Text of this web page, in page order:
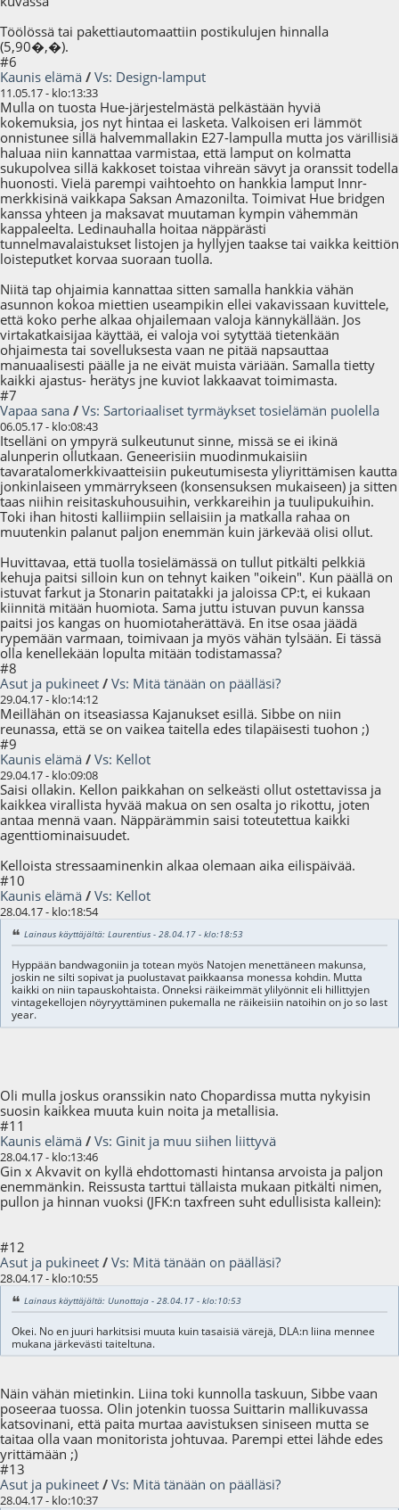
Töölössä tai pakettiautomaattiin postikulujen hinnalla
(5,90�,�).
#6
Kaunis elämä / Vs: Design-lamput
11.05.17 - klo:13:33
Mulla on tuosta Hue-järjestelmästä pelkästään hyviä
kokemuksia, jos nyt hintaa ei lasketa. Valkoisen eri lämmöt
onnistunee sillä halvemmallakin E27-lampulla mutta jos värillisiä
haluaa niin kannattaa varmistaa, että lamput on kolmatta
sukupolvea sillä kakkoset toistaa vihreän sävyt ja oranssit todella
huonosti. Vielä parempi vaihtoehto on hankkia lamput Innr-
merkkisinä vaikkapa Saksan Amazonilta. Toimivat Hue bridgen
kanssa yhteen ja maksavat muutaman kympin vähemmän
kappaleelta. Ledinauhalla hoitaa näppärästi
tunnelmavalaistukset listojen ja hyllyjen taakse tai vaikka keittiön
loisteputket korvaa suoraan tuolla.
Niitä tap ohjaimia kannattaa sitten samalla hankkia vähän
asunnon kokoa miettien useampikin ellei vakavissaan kuvittele,
että koko perhe alkaa ohjailemaan valoja kännykällään. Jos
virtakatkaisijaa käyttää, ei valoja voi sytyttää tietenkään
ohjaimesta tai sovelluksesta vaan ne pitää napsauttaa
manuaalisesti päälle ja ne eivät muista väriään. Samalla tietty
kaikki ajastus- herätys jne kuviot lakkaavat toimimasta.
#7
Vapaa sana / Vs: Sartoriaaliset tyrmäykset tosielämän puolella
06.05.17 - klo:08:43
Itselläni on ympyrä sulkeutunut sinne, missä se ei ikinä
alunperin ollutkaan. Geneerisiin muodinmukaisiin
tavaratalomerkkivaatteisiin pukeutumisesta yliyrittämisen kautta
jonkinlaiseen ymmärrykseen (konsensuksen mukaiseen) ja sitten
taas niihin reisitaskuhousuihin, verkkareihin ja tuulipukuihin.
Toki ihan hitosti kalliimpiin sellaisiin ja matkalla rahaa on
muutenkin palanut paljon enemmän kuin järkevää olisi ollut.
Huvittavaa, että tuolla tosielämässä on tullut pitkälti pelkkiä
kehuja paitsi silloin kun on tehnyt kaiken "oikein". Kun päällä on
istuvat farkut ja Stonarin paitatakki ja jaloissa CP:t, ei kukaan
kiinnitä mitään huomiota. Sama juttu istuvan puvun kanssa
paitsi jos kangas on huomiotaherättävä. En itse osaa jäädä
rypemään varmaan, toimivaan ja myös vähän tylsään. Ei tässä
olla kenellekään lopulta mitään todistamassa?
#8
Asut ja pukineet / Vs: Mitä tänään on päälläsi?
29.04.17 - klo:14:12
Meillähän on itseasiassa Kajanukset esillä. Sibbe on niin
reunassa, että se on vaikea taitella edes tilapäisesti tuohon ;)
#9
Kaunis elämä / Vs: Kellot
29.04.17 - klo:09:08
Saisi ollakin. Kellon paikkahan on selkeästi ollut ostettavissa ja
kaikkea virallista hyvää makua on sen osalta jo rikottu, joten
antaa mennä vaan. Näppärämmin saisi toteutettua kaikki
agenttiominaisuudet.
Kelloista stressaaminenkin alkaa olemaan aika eilispäivää.
#10
Kaunis elämä / Vs: Kellot
28.04.17 - klo:18:54
Lainaus käyttäjältä: Laurentius - 28.04.17 - klo:18:53
Hyppään bandwagoniin ja totean myös Natojen menettäneen makunsa,
joskin ne silti sopivat ja puolustavat paikkaansa monessa kohdin. Mutta
kaikki on niin tapauskohtaista. Onneksi räikeimmät ylilyönnit eli hillittyjen
vintagekellojen nöyryyttäminen pukemalla ne räikeisiin natoihin on jo so last
year.
Oli mulla joskus oranssikin nato Chopardissa mutta nykyisin
suosin kaikkea muuta kuin noita ja metallisia.
#11
Kaunis elämä / Vs: Ginit ja muu siihen liittyvä
28.04.17 - klo:13:46
Gin x Akvavit on kyllä ehdottomasti hintansa arvoista ja paljon
enemmänkin. Reissusta tarttui tällaista mukaan pitkälti nimen,
pullon ja hinnan vuoksi (JFK:n taxfreen suht edullisista kallein):
#12
Asut ja pukineet / Vs: Mitä tänään on päälläsi?
28.04.17 - klo:10:55
Lainaus käyttäjältä: Uunottaja - 28.04.17 - klo:10:53
Okei. No en juuri harkitsisi muuta kuin tasaisiä värejä, DLA:n liina mennee
mukana järkevästi taiteltuna.
Näin vähän mietinkin. Liina toki kunnolla taskuun, Sibbe vaan
poseeraa tuossa. Olin jotenkin tuossa Suittarin mallikuvassa
katsovinani, että paita murtaa aavistuksen siniseen mutta se
taitaa olla vaan monitorista johtuvaa. Parempi ettei lähde edes
yrittämään ;)
#13
Asut ja pukineet / Vs: Mitä tänään on päälläsi?
28.04.17 - klo:10:37